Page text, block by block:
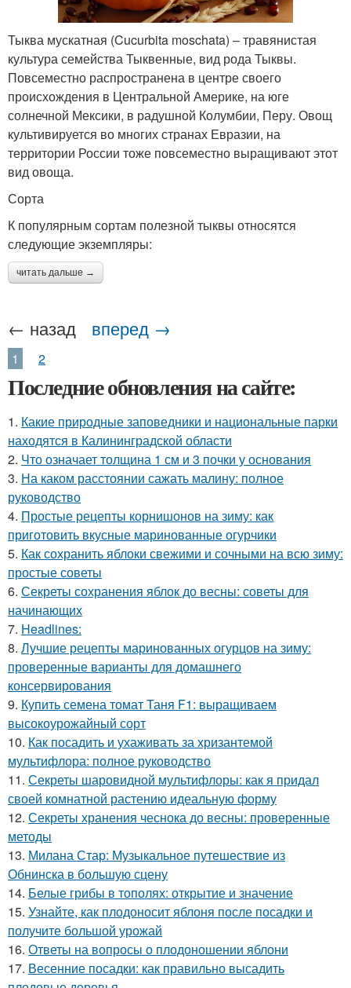
Тыква мускатная (Cucurbita moschata) – травянистая
культура семейства Тыквенные, вид рода Тыквы.
Повсеместно распространена в центре своего
происхождения в Центральной Америке, на юге
солнечной Мексики, в радушной Колумбии, Перу. Овощ
культивируется во многих странах Евразии, на
территории России тоже повсеместно выращивают этот
вид овоща.
Сорта
К популярным сортам полезной тыквы относятся
следующие экземпляры:
читать дальше →
← назад вперед →
1 2
Последние обновления на сайте:
1. Какие природные заповедники и национальные парки
находятся в Калининградской области
2. Что означает толщина 1 см и 3 почки у основания
3. На каком расстоянии сажать малину: полное
руководство
4. Простые рецепты корнишонов на зиму: как
приготовить вкусные маринованные огурчики
5. Как сохранить яблоки свежими и сочными на всю зиму:
простые советы
6. Секреты сохранения яблок до весны: советы для
начинающих
7. Headlines:
8. Лучшие рецепты маринованных огурцов на зиму:
проверенные варианты для домашнего
консервирования
9. Купить семена томат Таня F1: выращиваем
высокоурожайный сорт
10. Как посадить и ухаживать за хризантемой
мультифлора: полное руководство
11. Секреты шаровидной мультифлоры: как я придал
своей комнатной растению идеальную форму
12. Секреты хранения чеснока до весны: проверенные
методы
13. Милана Стар: Музыкальное путешествие из
Обнинска в большую сцену
14. Белые грибы в тополях: открытие и значение
15. Узнайте, как плодоносит яблоня после посадки и
получите большой урожай
16. Ответы на вопросы о плодоношении яблони
17. Весенние посадки: как правильно высадить